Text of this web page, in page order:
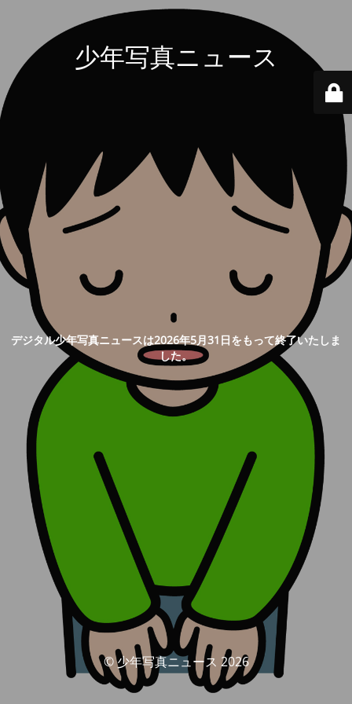
少年写真ニュース
デジタル少年写真ニュースは2026年5月31日をもって終了いたしま
した。
© 少年写真ニュース 2026